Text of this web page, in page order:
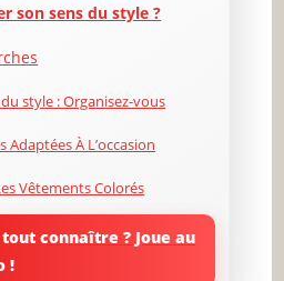
son sens du style ?
style : Organisez-vous
Adaptées À L’occasion
Vêtements Colorés
vous exprimer
» des tendances actuelles
tout connaître ? Joue au
!